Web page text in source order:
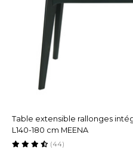
Table extensible rallonges
L140-180 cm MEENA
(44)